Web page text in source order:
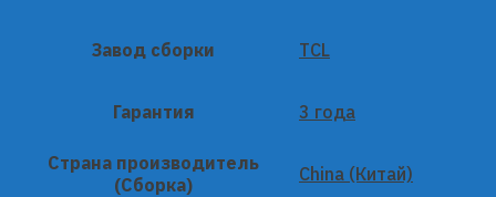
Завод сборки TCL
Гарантия 3 года
Страна производитель
(Сборка)
China (Китай)